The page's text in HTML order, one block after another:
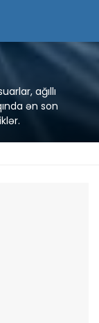
ağıllı
ən son